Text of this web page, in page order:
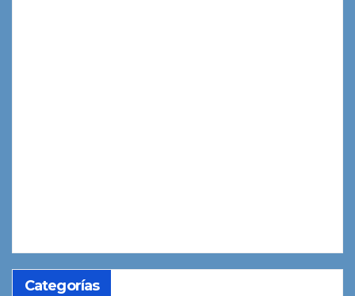
Categorías